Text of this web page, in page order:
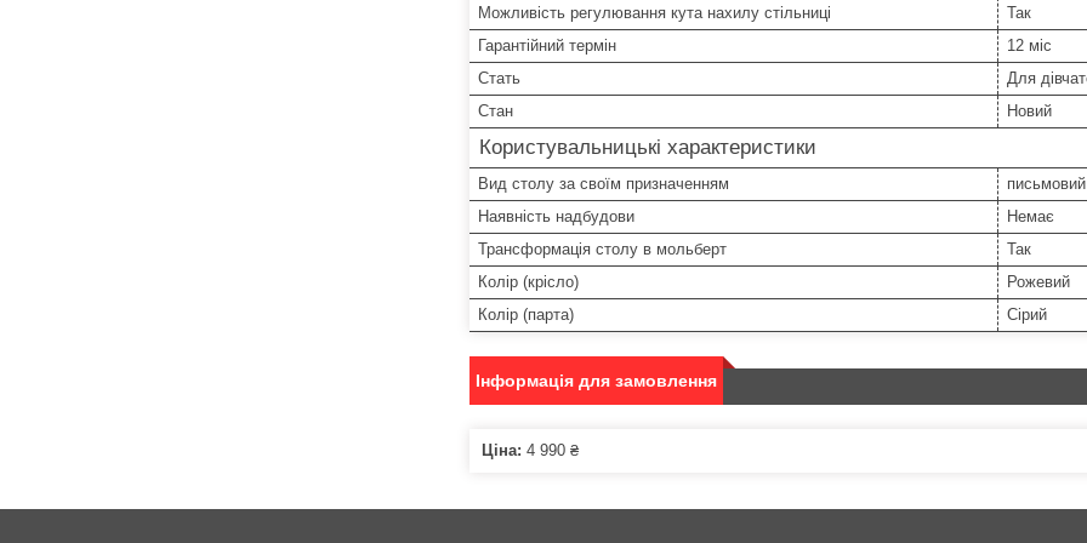
Можливість регулювання кута нахилу стільниці
Так
Гарантійний термін
12 міс
Стать
Для
Стан
Новий
Користувальницькі характеристики
Вид столу за своїм призначенням
письмовий
Наявність надбудови
Немає
Трансформація столу в мольберт
Так
Колір (крісло)
Рожевий
Колір (парта)
Сірий
Інформація для замовлення
Ціна: 4 990 ₴